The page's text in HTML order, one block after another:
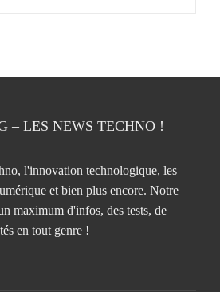
– LES NEWS TECHNO !
l'innovation technologique, les
et bien plus encore. Notre
maximum d'infos, des tests, de
en tout genre !